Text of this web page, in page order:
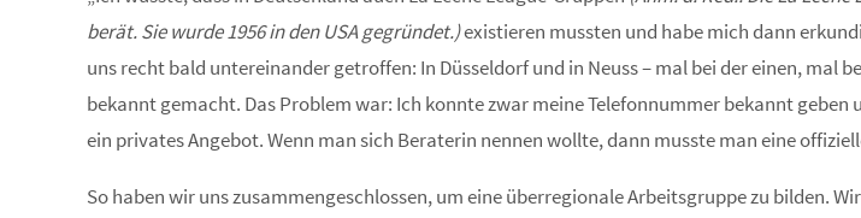
berät. Sie wurde 1956 in den USA gegründet.)existieren mussten und habe mich dann
uns recht bald untereinander getroffen: In Düsseldorf und in Neuss – mal bei der einen, mal
bekannt gemacht. Das Problem war: Ich konnte zwar meine Telefonnummer bekannt
ein privates Angebot. Wenn man sich Beraterin nennen wollte, dann musste man eine
So haben wir uns zusammengeschlossen, um eine überregionale Arbeitsgruppe zu bilden.